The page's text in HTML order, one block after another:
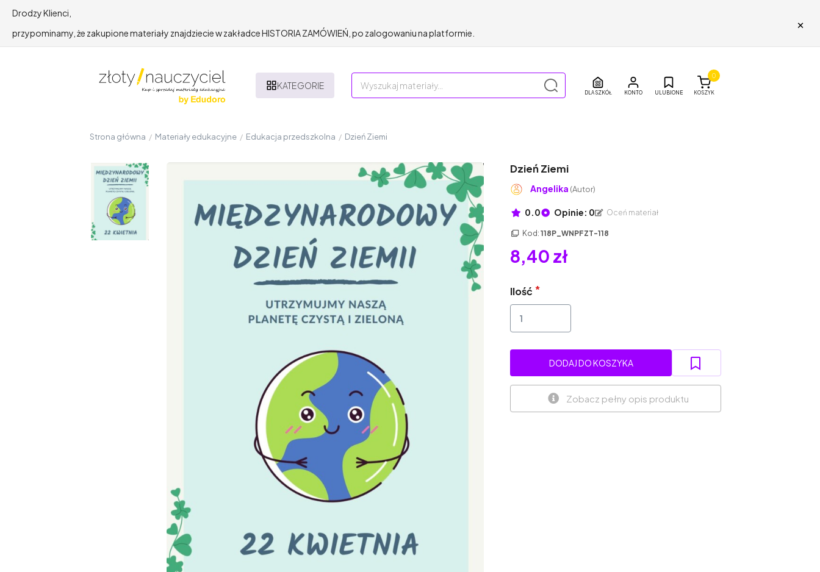
Drodzy Klienci,
przypominamy, że zakupione materiały znajdziecie w zakładce HISTORIA ZAMÓWIEŃ, po zalogowaniu na platformie.
×
KATEGORIE
DLA SZKÓŁ ULUBIONE KOSZYK
0
Strona główna / Materiały edukacyjne / Edukacja przedszkolna / Dzień Ziemi
Dzień Ziemi
Angelika (Autor)
0.0 Opinie: 0 Oceń materiał
Kod:118P_WNPFZT-118
8,40 zł
Ilość
DODAJ DO KOSZYKA
Zobacz pełny opis produktu